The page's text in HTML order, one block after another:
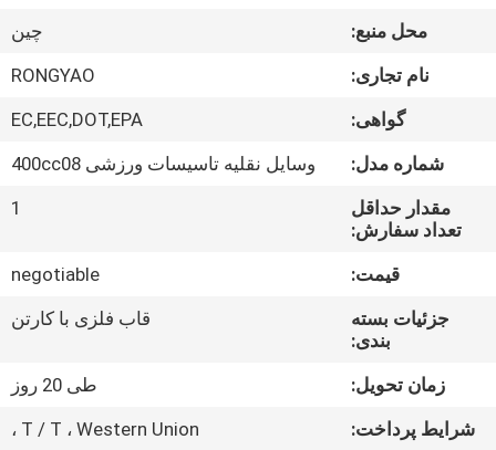
کارخانه
کنترل
کیفیت
تماس
بگیرید
محل منبع:
چین
نام تجاری:
RONGYAO
گواهی:
EC,EEC,DOT,EPA
شماره مدل:
وسایل نقلیه تاسیسات ورزشی 400cc08
مقدار حداقل
تعداد سفارش:
1
قیمت:
negotiable
جزئیات بسته
بندی:
قاب فلزی با کارتن
زمان تحویل:
طی 20 روز
شرایط پرداخت:
T / T ، Western Union ،